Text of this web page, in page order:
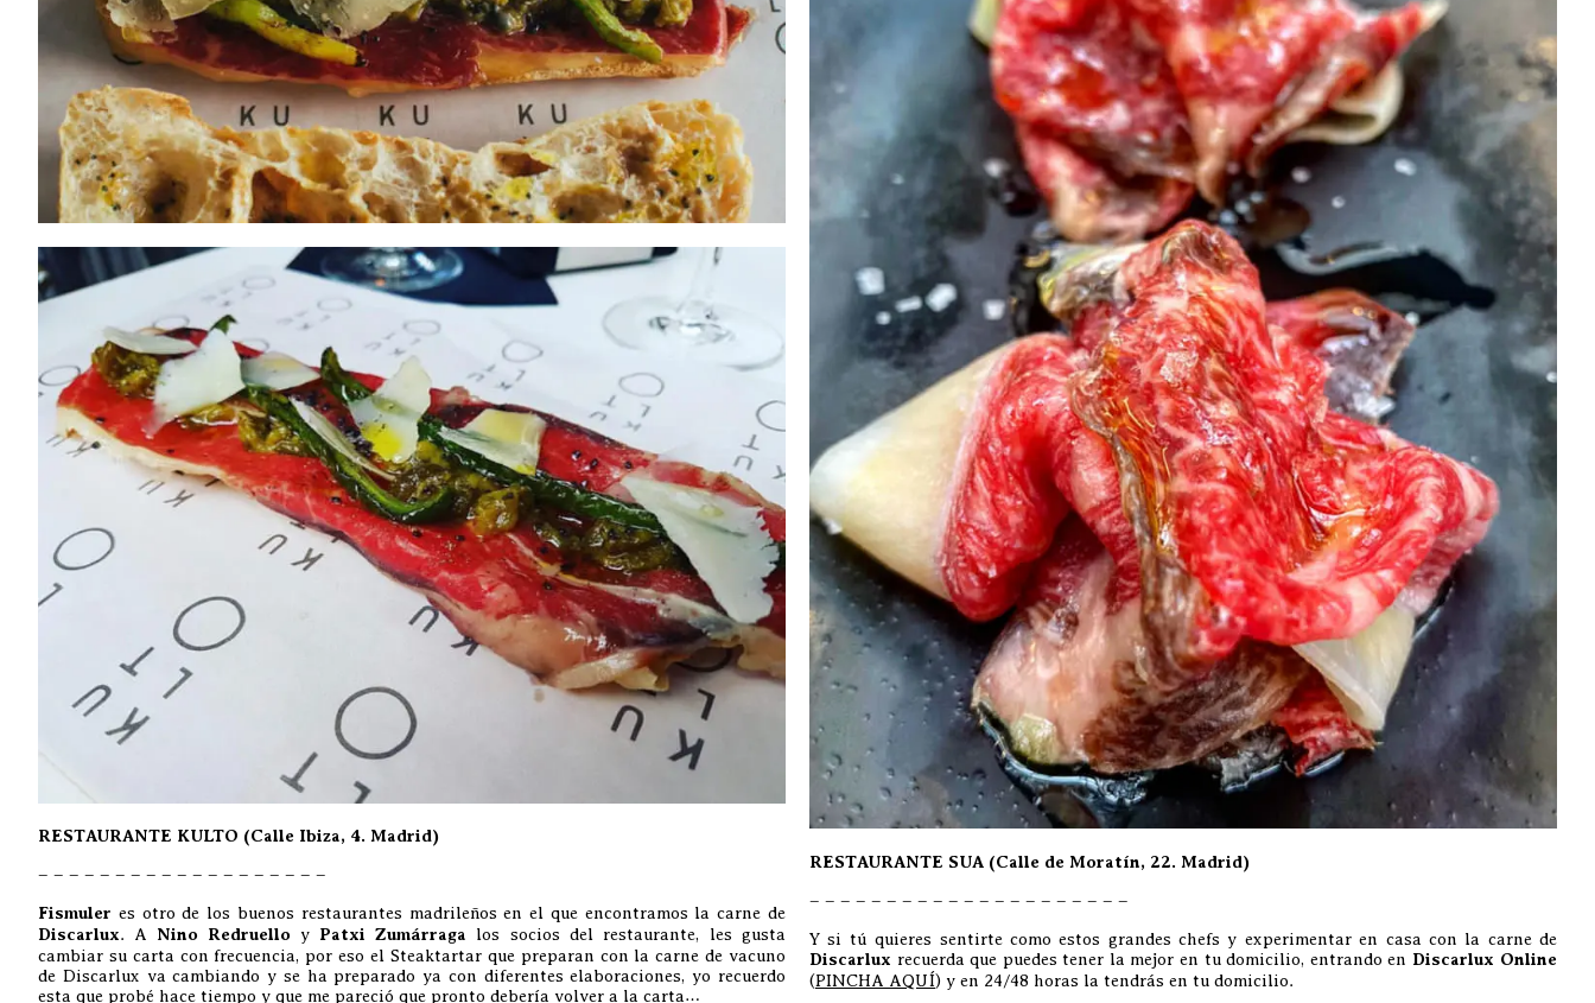
RESTAURANTE KULTO (Calle Ibiza, 4. Madrid)
– – – – – – – – – – – – – – – – – – –
Fismuler es otro de los buenos restaurantes madrileños en el que encontramos la carne de
Discarlux. A Nino Redruello y Patxi Zumárraga los socios del restaurante, les gusta
cambiar su carta con frecuencia, por eso el Steaktartar que preparan con la carne de vacuno
de Discarlux va cambiando y se ha preparado ya con diferentes elaboraciones, yo recuerdo
esta que probé hace tiempo y que me pareció que pronto debería volver a la carta…
RESTAURANTE SUA (Calle de Moratín, 22. Madrid)
– – – – – – – – – – – – – – – – – – – – –
Y si tú quieres sentirte como estos grandes chefs y experimentar en casa con la carne de
Discarlux recuerda que puedes tener la mejor en tu domicilio, entrando en Discarlux Online
(PINCHA AQUÍ) y en 24/48 horas la tendrás en tu domicilio.